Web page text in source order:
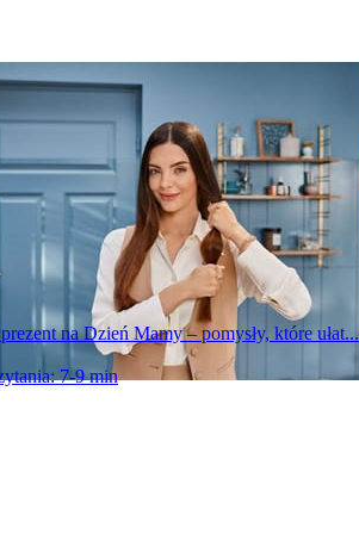
na Dzień Mamy – pomysły, które ułat...
7-9 min